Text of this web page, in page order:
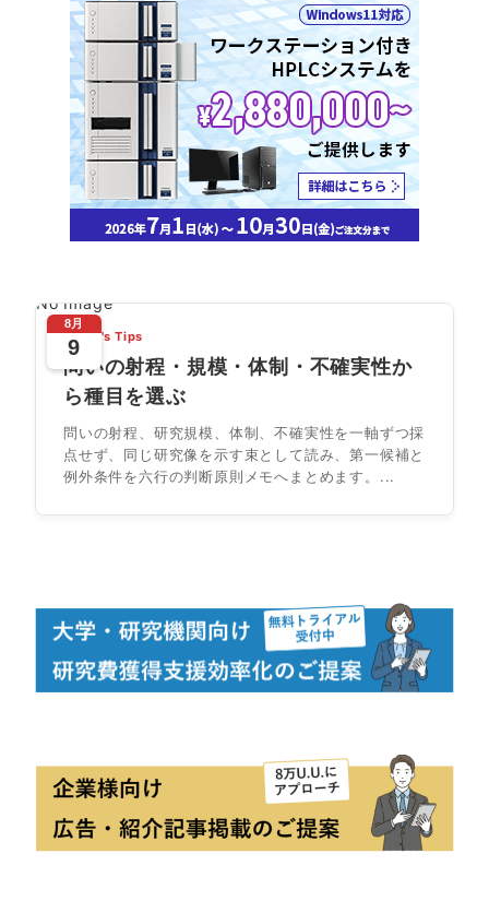
No Image
8月
9
Today's Tips
問いの射程・規模・体制・不確実性か
ら種目を選ぶ
問いの射程、研究規模、体制、不確実性を一軸ずつ採
点せず、同じ研究像を示す束として読み、第一候補と
例外条件を六行の判断原則メモへまとめます。...